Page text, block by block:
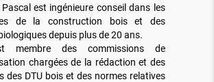
est ingénieure conseil dans les
de la construction bois et des
depuis plus de 20 ans.
membre des commissions de
chargées de la rédaction et des
des DTU bois et des normes relatives